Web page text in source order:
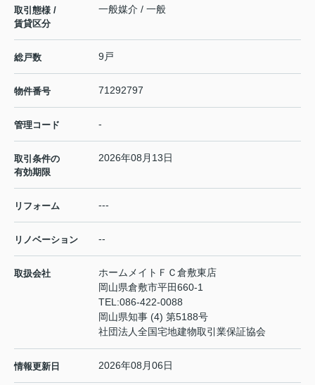
取引態様 /
賃貸区分
一般媒介 / 一般
総戸数 9戸
物件番号 71292797
管理コード -
取引条件の
有効期限
2026年08月13日
リフォーム ---
リノベーション --
取扱会社
ホームメイトＦＣ倉敷東店
岡山県倉敷市平田660-1
TEL:086-422-0088
岡山県知事 (4) 第5188号
社団法人全国宅地建物取引業保証協会
情報更新日 2026年08月06日